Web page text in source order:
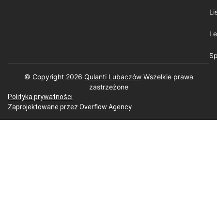
© Copyright 2026 Qulanti Lubaczów​ Wszelkie prawa
zastrzeżone
Polityka prywatności
Zaprojektowane przez Overflow Agency